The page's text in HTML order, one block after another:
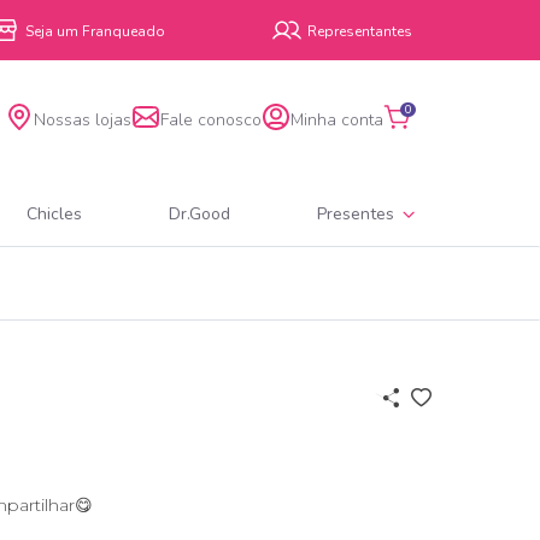
Seja um Franqueado Representantes
Nossas lojas Fale conosco Minha conta 0
Chicles Dr.Good Presentes